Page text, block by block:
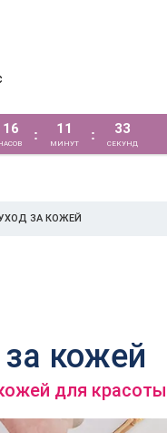
16
ЧАСОВ
: 11
МИНУТ
: 32
СЕКУНД
ЗА КОЖЕЙ
кожей
для